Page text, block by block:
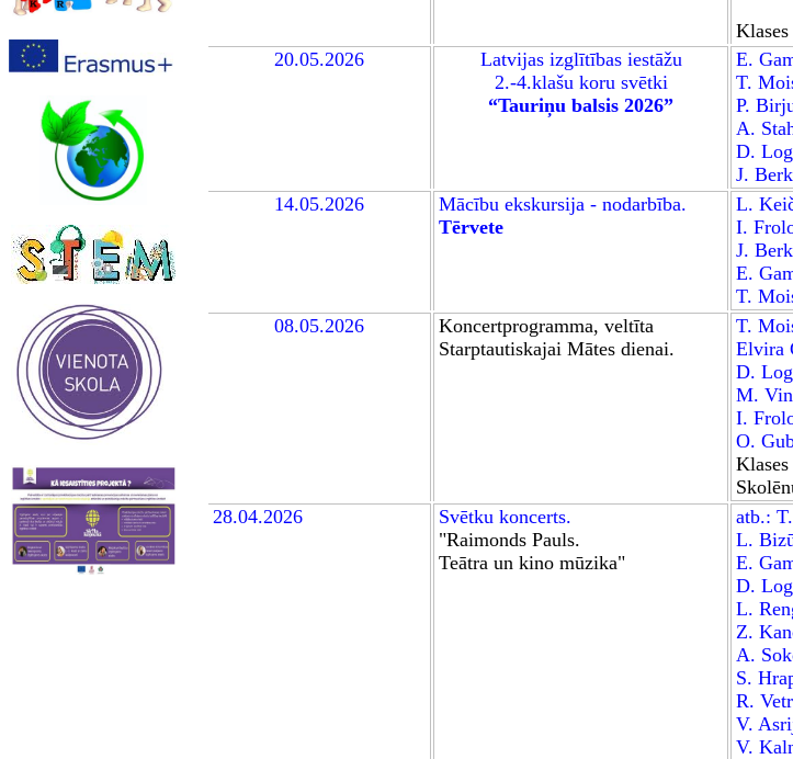
20.05.2026
Latvijas izglītības iestāžu
2.-4.klašu koru svētki
“Tauriņu balsis 2026”
E.
T.
P.
A.
D.
J.
14.05.2026 Mācību ekskursija - nodarbība.
Tērvete
L.
I.
J.
E.
T.
08.05.2026
Koncertprogramma, veltīta
Starptautiskajai Mātes dienai.
T.
Elvira
D.
M.
I.
O.
28.04.2026 Svētku koncerts.
"Raimonds Pauls.
Teātra un kino mūzika"
atb.:
L.
E.
D.
L.
Z.
A.
S.
R.
V.
V.